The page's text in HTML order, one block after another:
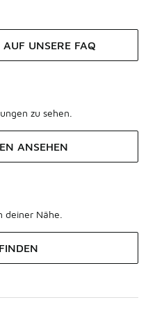
UNSERE FAQ
zu sehen.
ANSEHEN
deiner Nähe.